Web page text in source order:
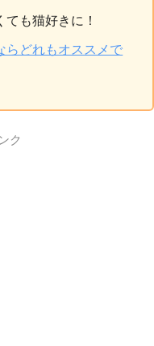
も猫好きに！
らどれもオススメで
ク